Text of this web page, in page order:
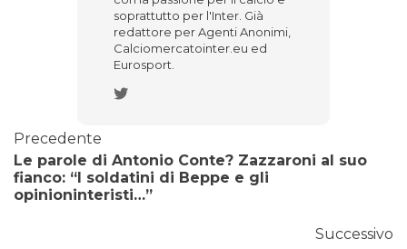
soprattutto per l'Inter. Già
redattore per Agenti Anonimi,
Calciomercatointer.eu ed
Eurosport.
Precedente
Le parole di Antonio Conte? Zazzaroni al suo
fianco: “I soldatini di Beppe e gli
opinioninteristi…”
Successivo